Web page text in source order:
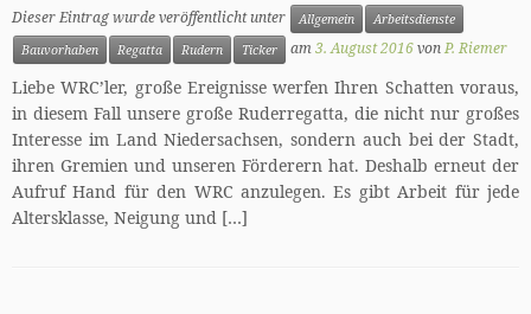
Dieser Eintrag wurde veröffentlicht unter Allgemein
Arbeitsdienste
Bauvorhaben
Regatta Rudern Ticker am3. August 2016vonP. Riemer
Liebe WRC’ler, große Ereignisse werfen Ihren Schatten voraus,
in diesem Fall unsere große Ruderregatta, die nicht nur großes
Interesse im Land Niedersachsen, sondern auch bei der Stadt,
ihren Gremien und unseren Förderern hat. Deshalb erneut der
Aufruf Hand für den WRC anzulegen. Es gibt Arbeit für jede
Altersklasse, Neigung und […]